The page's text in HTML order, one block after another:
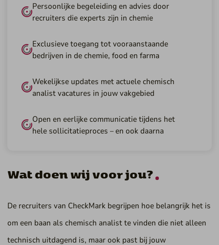
Persoonlijke begeleiding en advies door
recruiters die experts zijn in chemie
Exclusieve toegang tot vooraanstaande
bedrijven in de chemie, food en farma
Wekelijkse updates met actuele chemisch
analist vacatures in jouw vakgebied
Open en eerlijke communicatie tijdens het
hele sollicitatieproces – en ook daarna
Wat doen wij voor jou?
De recruiters van CheckMark begrijpen hoe belangrijk het is
om een baan als chemisch analist te vinden die niet alleen
technisch uitdagend is, maar ook past bij jouw